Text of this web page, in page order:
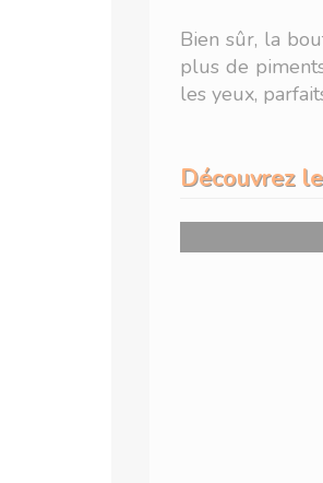
Bien sûr, la
plus de
les yeux,
Découvrez